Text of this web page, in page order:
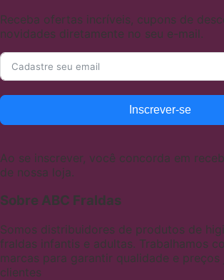
Receba ofertas incríveis, cupons de
novidades diretamente no seu e-mail.
Inscrever-se
Ao se inscrever, você concorda em
de nossa loja.
Sobre ABC Fraldas
Somos distribuidores de produtos de
fraldas infantis e adultas. Trabalhamos
marcas para garantir qualidade e preços
clientes